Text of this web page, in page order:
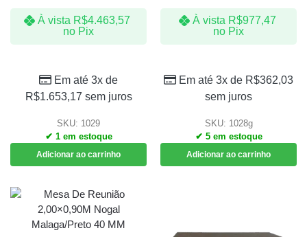
À vista R$4.463,57
no Pix
Em até 3x de
R$1.653,17 sem juros
SKU: 1029
✔ 1 em estoque
Adicionar ao carrinho
À vista R$977,47
no Pix
Em até 3x de R$362,03
sem juros
SKU: 1028g
✔ 5 em estoque
Adicionar ao carrinho